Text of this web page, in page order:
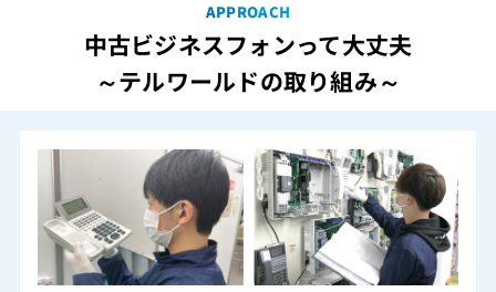
APPROACH
中古ビジネスフォンって大丈夫
～テルワールドの取り組み～